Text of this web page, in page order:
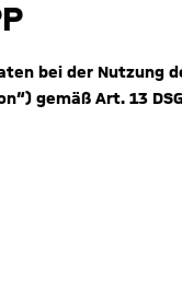
bei der Nutzung
gemäß Art. 13